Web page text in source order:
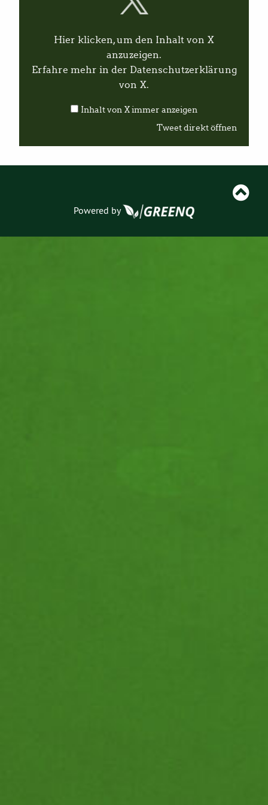
Hier klicken, um den Inhalt von X
anzuzeigen.
Erfahre mehr in der Datenschutzerklärung
von X.
Inhalt von X immer anzeigen
Tweet direkt öffnen
Powered by